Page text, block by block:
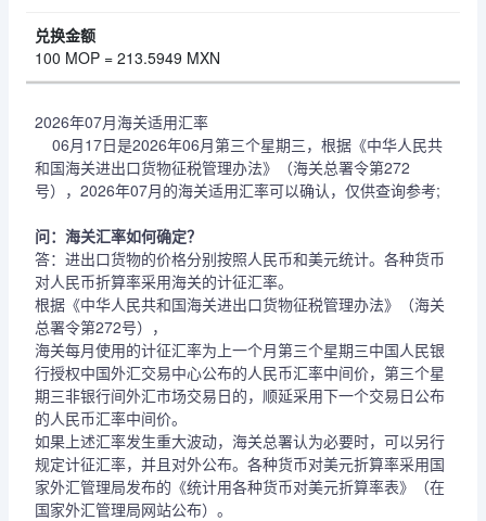
100 MOP = 213.5949 MXN
2026年07月海关适用汇率
06月17日是2026年06月第三个星期三，根据《中华人民共
和国海关进出口货物征税管理办法》（海关总署令第272
号），2026年07月的海关适用汇率可以确认，仅供查询参考;
问：海关汇率如何确定？
答：进出口货物的价格分别按照人民币和美元统计。各种货币
对人民币折算率采用海关的计征汇率。
根据《中华人民共和国海关进出口货物征税管理办法》（海关
总署令第272号），
海关每月使用的计征汇率为上一个月第三个星期三中国人民银
行授权中国外汇交易中心公布的人民币汇率中间价，第三个星
期三非银行间外汇市场交易日的，顺延采用下一个交易日公布
的人民币汇率中间价。
如果上述汇率发生重大波动，海关总署认为必要时，可以另行
规定计征汇率，并且对外公布。各种货币对美元折算率采用国
家外汇管理局发布的《统计用各种货币对美元折算率表》（在
国家外汇管理局网站公布）。